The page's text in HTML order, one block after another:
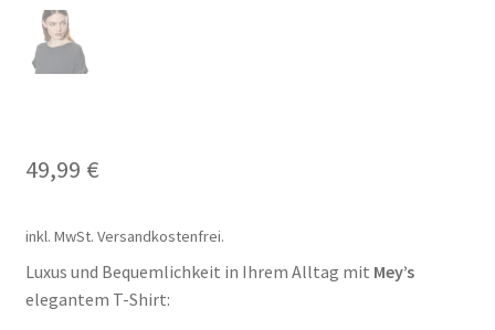
Impressum
Impronta
Informazioni sui metodi di spedizione e di pagamento
Infos zu Versand und Bezahlmethoden
Kasse
49,99 €
inkl. MwSt. Versandkostenfrei.
Luxus und Bequemlichkeit in Ihrem Alltag mit Mey’s
elegantem T-Shirt: